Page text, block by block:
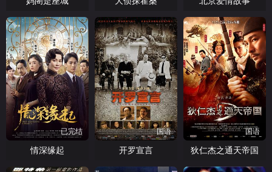
已完结
情深缘起
国语
开罗宣言
国语
狄仁杰之通天帝国